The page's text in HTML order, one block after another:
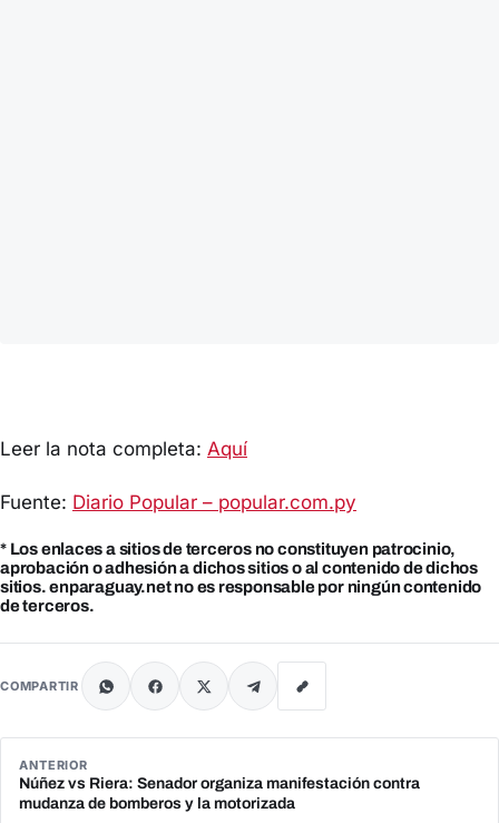
Leer la nota completa: Aquí
Fuente: Diario Popular – popular.com.py
* Los enlaces a sitios de terceros no constituyen patrocinio,
aprobación o adhesión a dichos sitios o al contenido de dichos
sitios. enparaguay.net no es responsable por ningún contenido
de terceros.
COMPARTIR
ANTERIOR
Núñez vs Riera: Senador organiza manifestación contra
mudanza de bomberos y la motorizada